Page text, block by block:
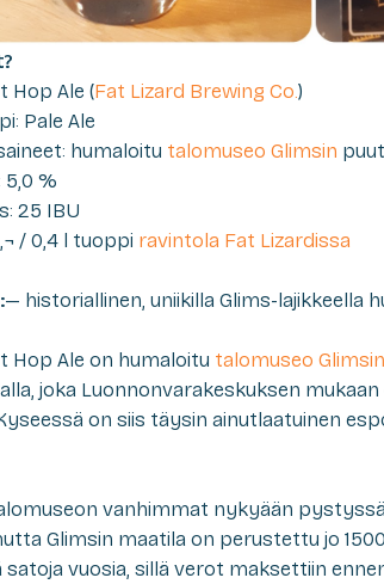
Hop Ale (Fat Lizard Brewing Co.)
Pale Ale
humaloitu talomuseo Glimsin
5,0 %
25 IBU
/ 0,4 l tuoppi ravintola Fat Lizardissa
— historiallinen, uniikilla Glims-lajikkeella
Hop Ale on humaloitu talomuseo Glimsin
joka Luonnonvarakeskuksen
on siis täysin ainutlaatuinen
vanhimmat nykyään
Glimsin maatila on perustettu jo
satoja vuosia, sillä verot maksettiin